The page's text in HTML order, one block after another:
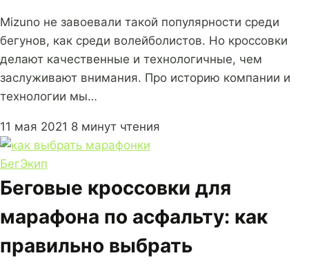
Mizuno не завоевали такой популярности среди
бегунов, как среди волейболистов. Но кроссовки
делают качественные и технологичные, чем
заслуживают внимания. Про историю компании и
технологии мы…
11 мая 2021 8 минут чтения
БегЭкип
Беговые кроссовки для
марафона по асфальту: как
правильно выбрать